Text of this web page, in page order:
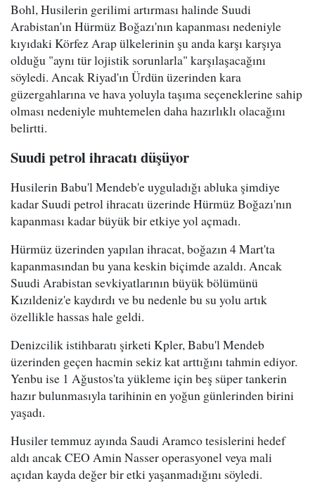
Bohl, Husilerin gerilimi artırması halinde Suudi
Arabistan'ın Hürmüz Boğazı'nın kapanması nedeniyle
kıyıdaki Körfez Arap ülkelerinin şu anda karşı karşıya
olduğu "aynı tür lojistik sorunlarla" karşılaşacağını
söyledi. Ancak Riyad'ın Ürdün üzerinden kara
güzergahlarına ve hava yoluyla taşıma seçeneklerine sahip
olması nedeniyle muhtemelen daha hazırlıklı olacağını
belirtti.
Suudi petrol ihracatı düşüyor
Husilerin Babu'l Mendeb'e uyguladığı abluka şimdiye
kadar Suudi petrol ihracatı üzerinde Hürmüz Boğazı'nın
kapanması kadar büyük bir etkiye yol açmadı.
Hürmüz üzerinden yapılan ihracat, boğazın 4 Mart'ta
kapanmasından bu yana keskin biçimde azaldı. Ancak
Suudi Arabistan sevkiyatlarının büyük bölümünü
Kızıldeniz'e kaydırdı ve bu nedenle bu su yolu artık
özellikle hassas hale geldi.
Denizcilik istihbaratı şirketi Kpler, Babu'l Mendeb
üzerinden geçen hacmin sekiz kat arttığını tahmin ediyor.
Yenbu ise 1 Ağustos'ta yükleme için beş süper tankerin
hazır bulunmasıyla tarihinin en yoğun günlerinden birini
yaşadı.
Husiler temmuz ayında Saudi Aramco tesislerini hedef
aldı ancak CEO Amin Nasser operasyonel veya mali
açıdan kayda değer bir etki yaşanmadığını söyledi.